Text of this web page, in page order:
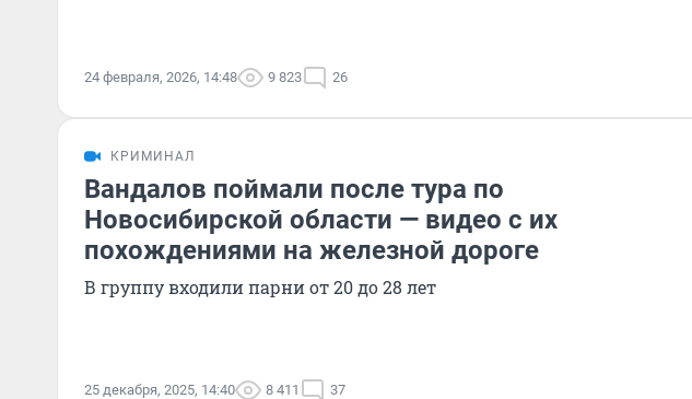
24 февраля, 2026, 14:48 9 823 26
КРИМИНАЛ
Вандалов поймали после тура по
Новосибирской области — видео с их
похождениями на железной дороге
В группу входили парни от 20 до 28 лет
25 декабря, 2025, 14:40 8 411 37